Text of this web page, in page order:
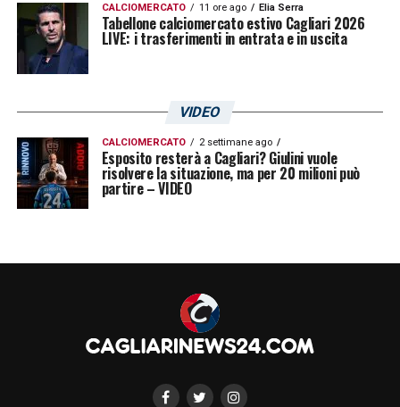
CALCIOMERCATO 11 ore ago Elia Serra
Tabellone calciomercato estivo Cagliari 2026
LIVE: i trasferimenti in entrata e in uscita
VIDEO
CALCIOMERCATO 2 settimane ago
Esposito resterà a Cagliari? Giulini vuole
risolvere la situazione, ma per 20 milioni può
partire – VIDEO